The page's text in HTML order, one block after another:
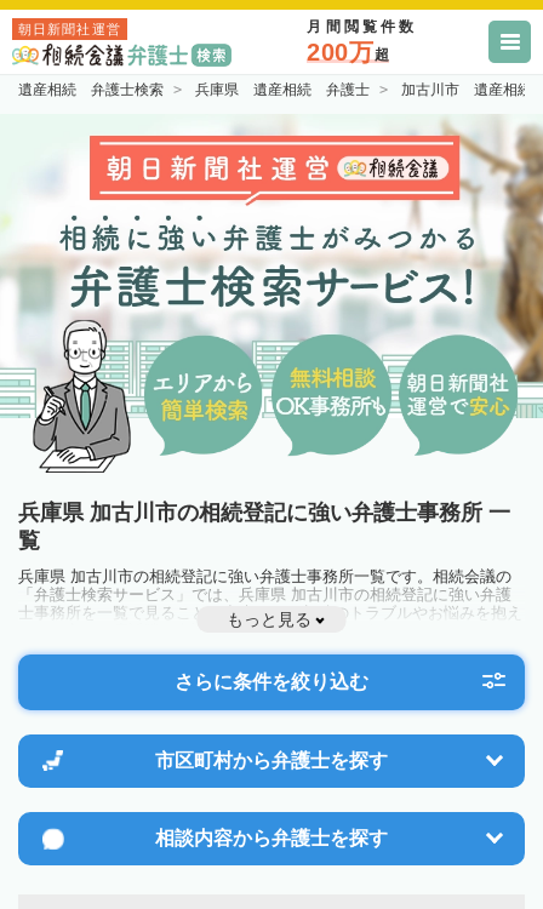
朝日新聞社運営 月間閲覧件数
200万超
遺産相続 弁護士検索 兵庫県 遺産相続 弁護士 加古川市 遺産相続
兵庫県 加古川市の相続登記に強い弁護士事務所 一
覧
兵庫県 加古川市の相続登記に強い弁護士事務所一覧です。相続会議の
「弁護士検索サービス」では、兵庫県 加古川市の相続登記に強い弁護
士事務所を一覧で見ることが出来ます。相続のトラブルやお悩みを抱え
ている方は一度近隣の弁護士に相談してみましょう。
もっと見る
さらに条件を絞り込む
市区町村から弁護士を探す
相談内容から弁護士を探す